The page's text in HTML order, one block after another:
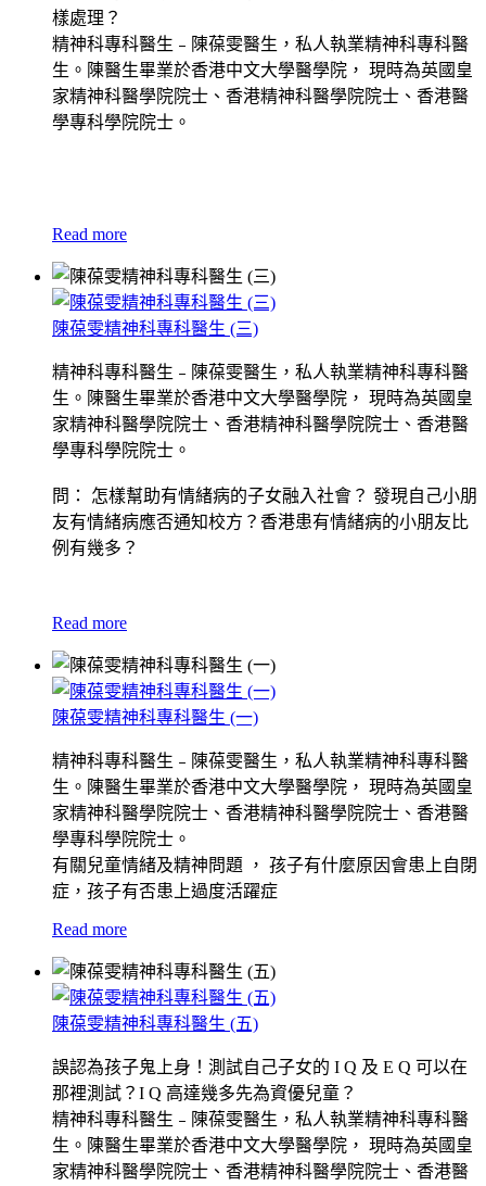
樣處理？
精神科專科醫生﹣陳葆雯醫生，私人執業精神科專科醫
生。陳醫生畢業於香港中文大學醫學院， 現時為英國皇
家精神科醫學院院士、香港精神科醫學院院士、香港醫
學專科學院院士。
Read more
陳葆雯精神科專科醫生 (三)
精神科專科醫生﹣陳葆雯醫生，私人執業精神科專科醫
生。陳醫生畢業於香港中文大學醫學院， 現時為英國皇
家精神科醫學院院士、香港精神科醫學院院士、香港醫
學專科學院院士。
問： 怎樣幫助有情緒病的子女融入社會？ 發現自己小朋
友有情緒病應否通知校方？香港患有情緒病的小朋友比
例有幾多？
Read more
陳葆雯精神科專科醫生 (一)
精神科專科醫生﹣陳葆雯醫生，私人執業精神科專科醫
生。陳醫生畢業於香港中文大學醫學院， 現時為英國皇
家精神科醫學院院士、香港精神科醫學院院士、香港醫
學專科學院院士。
有關兒童情緒及精神問題 ， 孩子有什麼原因會患上自閉
症，孩子有否患上過度活躍症
Read more
陳葆雯精神科專科醫生 (五)
誤認為孩子鬼上身！測試自己子女的 I Q 及 E Q 可以在
那裡測試？I Q 高達幾多先為資優兒童？
精神科專科醫生﹣陳葆雯醫生，私人執業精神科專科醫
生。陳醫生畢業於香港中文大學醫學院， 現時為英國皇
家精神科醫學院院士、香港精神科醫學院院士、香港醫